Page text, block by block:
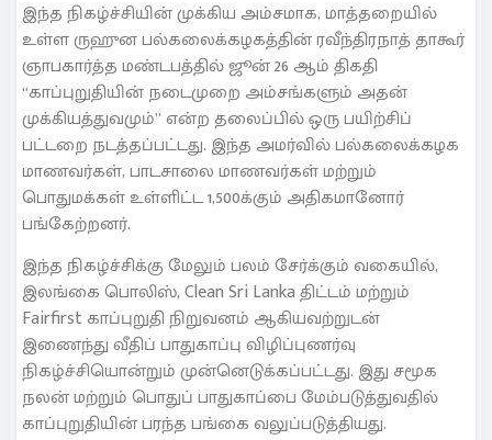
இந்த நிகழ்ச்சியின் முக்கிய அம்சமாக, மாத்தறையில்
உள்ள ருஹுன பல்கலைக்கழகத்தின் ரவீந்திரநாத் தாகூர்
ஞாபகார்த்த மண்டபத்தில் ஜூன் 26 ஆம் திகதி
“காப்புறுதியின் நடைமுறை அம்சங்களும் அதன்
முக்கியத்துவமும்” என்ற தலைப்பில் ஒரு பயிற்சிப்
பட்டறை நடத்தப்பட்டது. இந்த அமர்வில் பல்கலைக்கழக
மாணவர்கள், பாடசாலை மாணவர்கள் மற்றும்
பொதுமக்கள் உள்ளிட்ட 1,500க்கும் அதிகமானோர்
பங்கேற்றனர்.
இந்த நிகழ்ச்சிக்கு மேலும் பலம் சேர்க்கும் வகையில்,
இலங்கை பொலிஸ், Clean Sri Lanka திட்டம் மற்றும்
Fairfirst காப்புறுதி நிறுவனம் ஆகியவற்றுடன்
இணைந்து வீதிப் பாதுகாப்பு விழிப்புணர்வு
நிகழ்ச்சியொன்றும் முன்னெடுக்கப்பட்டது. இது சமூக
நலன் மற்றும் பொதுப் பாதுகாப்பை மேம்படுத்துவதில்
காப்புறுதியின் பரந்த பங்கை வலுப்படுத்தியது.